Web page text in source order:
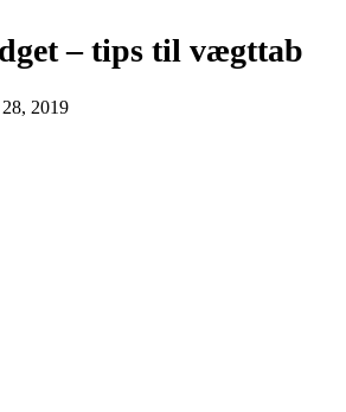
– tips til vægttab
2019